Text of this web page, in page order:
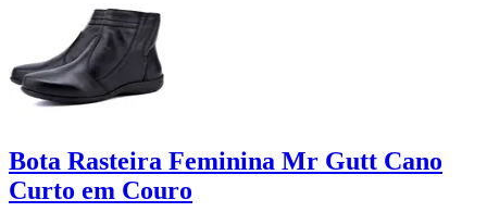
Bota Rasteira Feminina Mr Gutt Cano
Curto em Couro